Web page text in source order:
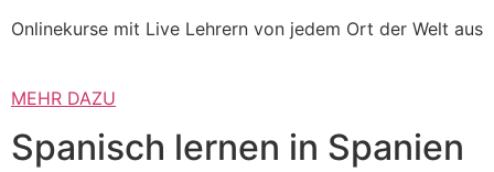
Onlinekurse mit Live Lehrern von jedem Ort der Welt aus
MEHR DAZU
Spanisch lernen in Spanien